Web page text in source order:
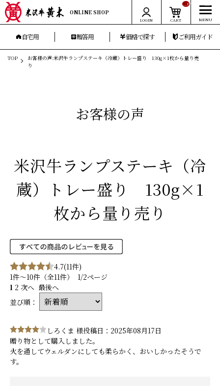
ONLINE SHOP
LOGIN CART
__ITM_CNT__
自宅用 贈答用 価格で探す ご利用ガイド
TOP
お客様の声:米沢牛ランプステーキ（冷蔵）トレー盛り 130g×1枚から量り売
り
お客様の声
米沢牛ランプステーキ（冷
蔵）トレー盛り 130g×1
枚から量り売り
4.7(11件)
1件～10件（全11件） 1/2ページ
1 2 次へ 最後へ
並び順：
しろくま 様投稿日：2025年08月17日
贈り物として購入しました。
火を通してウェルダンにしても柔らかく、おいしかったそうで
す。